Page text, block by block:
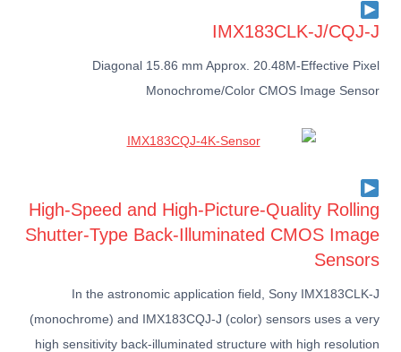
IMX183CLK-J/CQJ-J
Diagonal 15.86 mm Approx. 20.48M-Effective Pixel
Monochrome/Color CMOS Image Sensor
High-Speed and High-Picture-Quality Rolling
Shutter-Type Back-Illuminated CMOS Image
Sensors
In the astronomic application field, Sony IMX183CLK-J
(monochrome) and IMX183CQJ-J (color) sensors uses a very
high sensitivity back-illuminated structure with high resolution